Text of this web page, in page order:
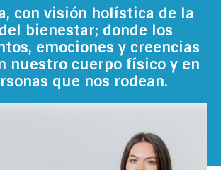
con visión holística de la
bienestar; donde los
emociones y creencias
nuestro cuerpo físico y en
que nos rodean.